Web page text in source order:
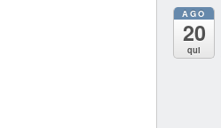
AGO
20
qui